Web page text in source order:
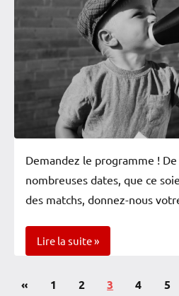
Demandez le programme !
nombreuses dates, que ce
des matchs, donnez-nous
Lire la suite
Newsletter
PAGINATION
«Publications
1 2 3 4 5